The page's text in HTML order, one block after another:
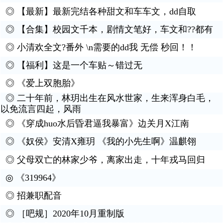
◎
【最新】最新完结各种甜文和车车文，dd自取
◎
【合集】校园文千本，剧情文笔好，车文和??都有
◎ 小清欢全文?番外 \n需要的dd我 无偿 秒回！！
◎
【福利】这是一个车贴～错过无
◎
《爱上双胞胎》
◎ 二十年前，林玥出生在风水世家，生来浑身白毛，
以免流言四起，风雨
◎
《穿成huo水后昏君逼我暴富》边关月X江南
◎
《奴侯》安清X雍玥 《我的小先生啊》温麒翎
◎ 父母双亡的林家少爷，离家出走，十年戎马回归
◎
《319964》
◎ 招兼职配音
◎
［吧规］2020年10月重制版